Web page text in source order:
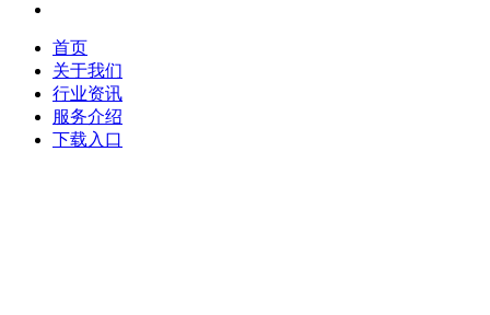
首页
关于我们
行业资讯
服务介绍
下载入口